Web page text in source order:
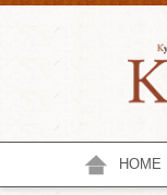
HOME